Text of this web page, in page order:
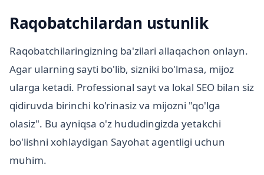
Raqobatchilardan ustunlik
Raqobatchilaringizning ba'zilari allaqachon onlayn.
Agar ularning sayti bo'lib, sizniki bo'lmasa, mijoz
ularga ketadi. Professional sayt va lokal SEO bilan siz
qidiruvda birinchi ko'rinasiz va mijozni "qo'lga
olasiz". Bu ayniqsa o'z hududingizda yetakchi
bo'lishni xohlaydigan Sayohat agentligi uchun
muhim.